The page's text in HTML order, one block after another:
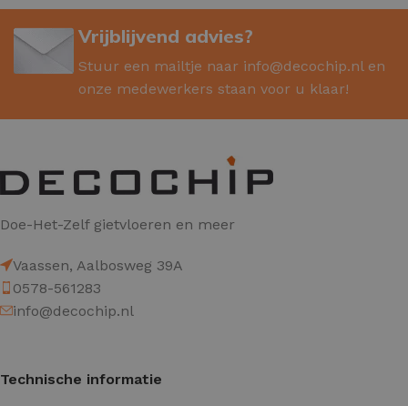
Vrijblijvend advies?
Stuur een mailtje naar info@decochip.nlen
onze medewerkers staan voor u klaar!
Doe-Het-Zelf gietvloeren en meer
Vaassen, Aalbosweg 39A
0578-561283
info@decochip.nl
Technische informatie